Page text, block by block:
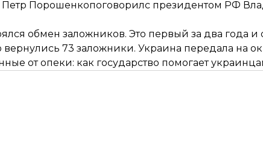
Порошенкопоговорилс президентом РФ
обмен заложников. Это первый за два
73 заложники. Украина передала на
от опеки: как государство помогает